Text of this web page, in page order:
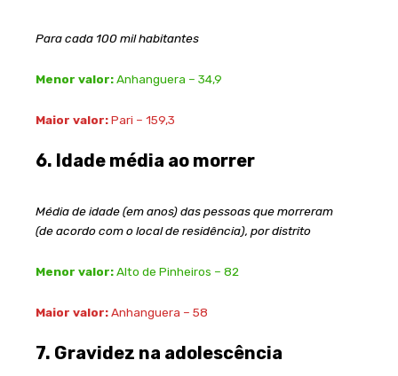
Para cada 100 mil habitantes
Menor valor:Anhanguera – 34,9
Maior valor:Pari – 159,3
6. Idade média ao morrer
Média de idade (em anos) das pessoas que morreram
(de acordo com o local de residência), por distrito
Menor valor:Alto de Pinheiros – 82
Maior valor:Anhanguera – 58
7. Gravidez na adolescência